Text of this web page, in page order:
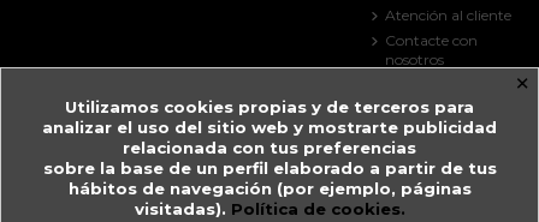
Atención al cliente
Contacte con
nosotros
Tiendas
Farmacia Guitart
Prat de la Creu, 59
×
Utilizamos cookies propias y de terceros para
analizar el uso del sitio web y mostrarte publicidad
relacionada con tus preferencias
sobre la base de un perfil elaborado a partir de tus
hábitos de navegación (por ejemplo, páginas
visitadas). Política de cookies.